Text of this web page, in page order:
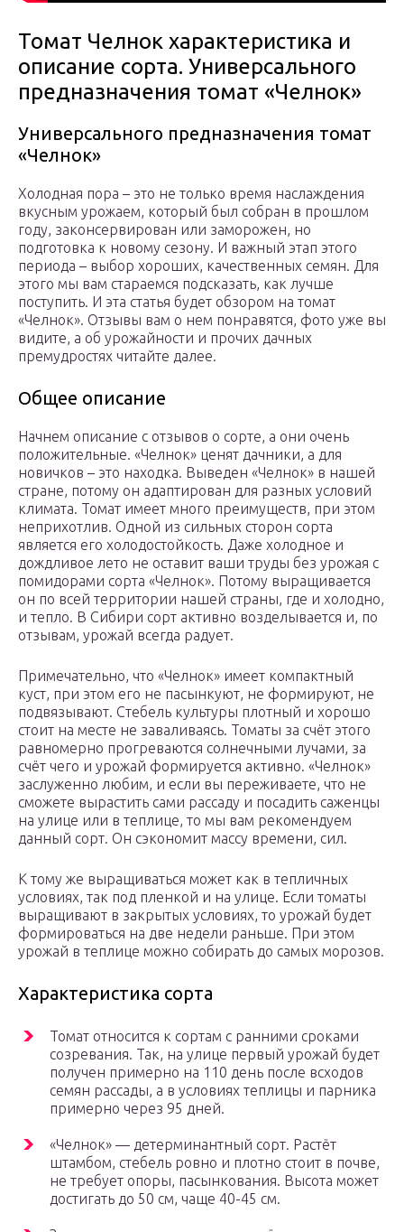
Томат Челнок характеристика и
описание сорта. Универсального
предназначения томат «Челнок»
Универсального предназначения томат
«Челнок»
Холодная пора – это не только время наслаждения
вкусным урожаем, который был собран в прошлом
году, законсервирован или заморожен, но
подготовка к новому сезону. И важный этап этого
периода – выбор хороших, качественных семян. Для
этого мы вам стараемся подсказать, как лучше
поступить. И эта статья будет обзором на томат
«Челнок». Отзывы вам о нем понравятся, фото уже вы
видите, а об урожайности и прочих дачных
премудростях читайте далее.
Общее описание
Начнем описание с отзывов о сорте, а они очень
положительные. «Челнок» ценят дачники, а для
новичков – это находка. Выведен «Челнок» в нашей
стране, потому он адаптирован для разных условий
климата. Томат имеет много преимуществ, при этом
неприхотлив. Одной из сильных сторон сорта
является его холодостойкость. Даже холодное и
дождливое лето не оставит ваши труды без урожая с
помидорами сорта «Челнок». Потому выращивается
он по всей территории нашей страны, где и холодно,
и тепло. В Сибири сорт активно возделывается и, по
отзывам, урожай всегда радует.
Примечательно, что «Челнок» имеет компактный
куст, при этом его не пасынкуют, не формируют, не
подвязывают. Стебель культуры плотный и хорошо
стоит на месте не заваливаясь. Томаты за счёт этого
равномерно прогреваются солнечными лучами, за
счёт чего и урожай формируется активно. «Челнок»
заслуженно любим, и если вы переживаете, что не
сможете вырастить сами рассаду и посадить саженцы
на улице или в теплице, то мы вам рекомендуем
данный сорт. Он сэкономит массу времени, сил.
К тому же выращиваться может как в тепличных
условиях, так под пленкой и на улице. Если томаты
выращивают в закрытых условиях, то урожай будет
формироваться на две недели раньше. При этом
урожай в теплице можно собирать до самых морозов.
Характеристика сорта
Томат относится к сортам с ранними сроками
созревания. Так, на улице первый урожай будет
получен примерно на 110 день после всходов
семян рассады, а в условиях теплицы и парника
примерно через 95 дней.
«Челнок» — детерминантный сорт. Растёт
штамбом, стебель ровно и плотно стоит в почве,
не требует опоры, пасынкования. Высота может
достигать до 50 см, чаще 40-45 см.